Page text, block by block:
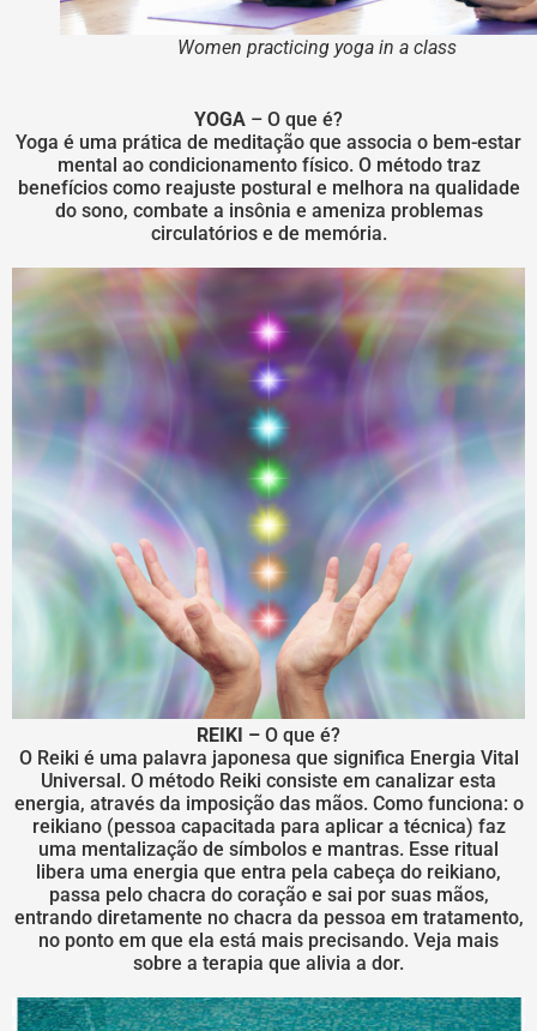
Women practicing yoga in a class
YOGA – O que é?
Yoga é uma prática de meditação que associa o bem-estar
mental ao condicionamento físico. O método traz
benefícios como reajuste postural e melhora na qualidade
do sono, combate a insônia e ameniza problemas
circulatórios e de memória.
REIKI – O que é?
O Reiki é uma palavra japonesa que significa Energia Vital
Universal. O método Reiki consiste em canalizar esta
energia, através da imposição das mãos. Como funciona: o
reikiano (pessoa capacitada para aplicar a técnica) faz
uma mentalização de símbolos e mantras. Esse ritual
libera uma energia que entra pela cabeça do reikiano,
passa pelo chacra do coração e sai por suas mãos,
entrando diretamente no chacra da pessoa em tratamento,
no ponto em que ela está mais precisando. Veja mais
sobre a terapia que alivia a dor.